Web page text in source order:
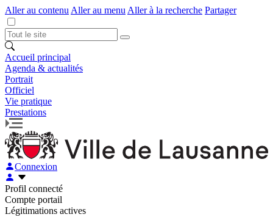
Aller au contenu Aller au menu Aller à la recherche Partager
Accueil principal
Agenda & actualités
Portrait
Officiel
Vie pratique
Prestations
Connexion
Profil connecté
Compte portail
Légitimations actives